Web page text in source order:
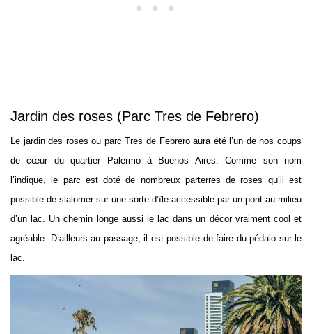
Jardin des roses (Parc Tres de Febrero)
Le jardin des roses ou parc Tres de Febrero aura été l’un de nos coups
de cœur du quartier Palermo à Buenos Aires. Comme son nom
l’indique, le parc est doté de nombreux parterres de roses qu’il est
possible de slalomer sur une sorte d’île accessible par un pont au milieu
d’un lac. Un chemin longe aussi le lac dans un décor vraiment cool et
agréable. D’ailleurs au passage, il est possible de faire du pédalo sur le
lac.